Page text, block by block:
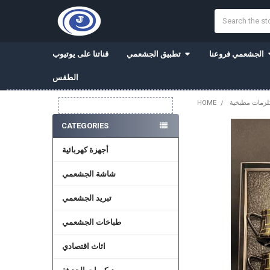
قناتنا على يوتيوب تطبيق الجشعمي الجشعمي فروعنا
الطقس
Sidebar
CATEGORIES
أجهزة كهربائية
شاشة الجشعمي
تبريد الجشعمي
طباخات الجشعمي
اثاث اقتصادي
HOME مطبخية